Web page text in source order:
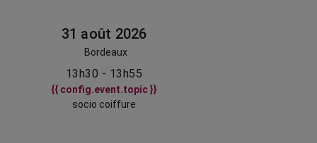
31 août 2026
Bordeaux
13h30 - 13h55
{{ config.event.topic }}
socio coiffure